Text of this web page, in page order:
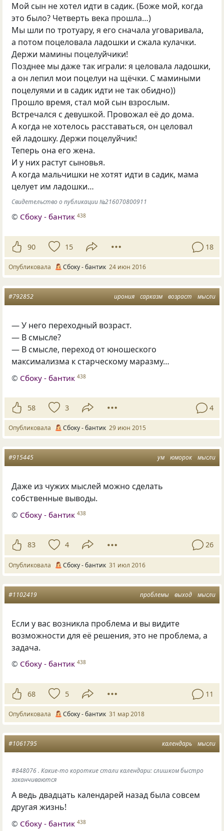
Мой сын не хотел идти в садик. (Боже мой, когда
это было? Четверть века прошла…)
Мы шли по тротуару, я его сначала уговаривала,
а потом поцеловала ладошки и сжала кулачки.
Держи мамины поцелуйчики!
Позднее мы даже так играли: я целовала ладошки,
а он лепил мои поцелуи на щёчки. С мамиными
поцелуями и в садик идти не так обидно))
Прошло время, стал мой сын взрослым.
Встречался с девушкой. Провожал её до дома.
А когда не хотелось расставаться, он целовал
ей ладошку. Держи поцелуйчик!
Теперь она его жена.
И у них растут сыновья.
А когда мальчишки не хотят идти в садик, мама
целует им ладошки…
Свидетельство о публикации №216070800911
© Сбоку - бантик 438
90 15 18
Опубликовала Сбоку - бантик 24 июн 2016
ирония сарказм возраст мысли
#792852
— У него переходный возраст.
— В смысле?
— В смысле, переход от юношеского
максимализма к старческому маразму…
© Сбоку - бантик 438
58 3 4
Опубликовала Сбоку - бантик 29 июн 2015
ум юморок мысли
#915445
Даже из чужих мыслей можно сделать
собственные выводы.
© Сбоку - бантик 438
83 4 26
Опубликовала Сбоку - бантик 31 июл 2016
проблемы выход мысли
#1102419
Если у вас возникла проблема и вы видите
возможности для её решения, это не проблема, а
задача.
© Сбоку - бантик 438
68 5 11
Опубликовала Сбоку - бантик 31 мар 2018
календарь мысли
#1061795
#848076 . Какие-то короткие стали календари: слишком быстро
заканчиваются
А ведь двадцать календарей назад была совсем
другая жизнь!
© Сбоку - бантик 438